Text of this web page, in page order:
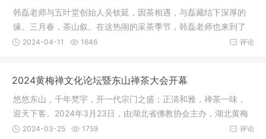
韩磊老师与五叶堂创始人吴钦延，因茶相遇，与磊藏结下深厚的
缘。三月春，茶山叙。在这热闹的采茶季节，韩磊老师也来到了
吴氏的祖
评论
2024-04-11 1646
2024黄梅禅文化论坛暨东山禅茶大会开幕
悠悠东山，千年梵宇，开一代宗门之盛；正清和雅，禅茶一味，
迎天下客。2024年3月23日，由湖北省佛教协会主办，湖北黄梅
五祖寺承
评论
2024-03-25 1759